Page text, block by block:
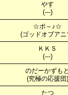
やす
(---)
☆ポ～♪☆
(ゴッドオブアニ
ＫＫＳ
(---)
のだーかずも
(究極の応援団)
たつ